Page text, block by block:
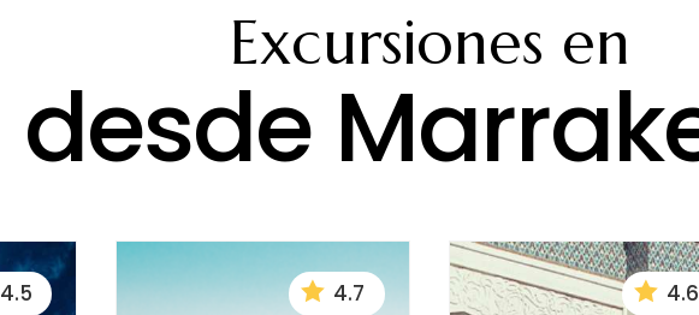
Excursiones en
desde
4.5  4.7  4.6